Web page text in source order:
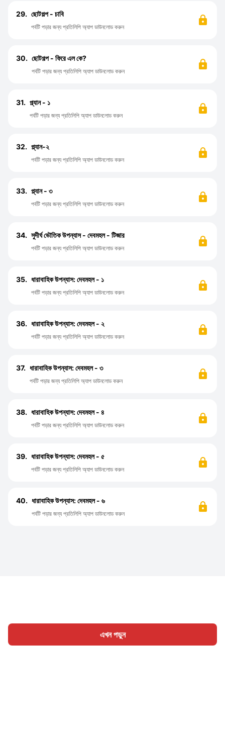
এখন পড়ুন
29. ছোটগল্প - চাবি
পর্বটি পড়ার জন্য প্রতিলিপি অ্যাপ ডাউনলোড করুন
30. ছোটগল্প - ফিরে এল কে?
পর্বটি পড়ার জন্য প্রতিলিপি অ্যাপ ডাউনলোড করুন
31. প্ল্যান - ১
পর্বটি পড়ার জন্য প্রতিলিপি অ্যাপ ডাউনলোড করুন
32. প্ল্যান-২
পর্বটি পড়ার জন্য প্রতিলিপি অ্যাপ ডাউনলোড করুন
33. প্ল্যান - ৩
পর্বটি পড়ার জন্য প্রতিলিপি অ্যাপ ডাউনলোড করুন
34. সুদীর্ঘ ভৌতিক উপন্যাস - দেবমহল - টিজার
পর্বটি পড়ার জন্য প্রতিলিপি অ্যাপ ডাউনলোড করুন
35. ধারাবাহিক উপন্যাস: দেবমহল - ১
পর্বটি পড়ার জন্য প্রতিলিপি অ্যাপ ডাউনলোড করুন
36. ধারাবাহিক উপন্যাস: দেবমহল - ২
পর্বটি পড়ার জন্য প্রতিলিপি অ্যাপ ডাউনলোড করুন
37. ধারাবাহিক উপন্যাস: দেবমহল - ৩
পর্বটি পড়ার জন্য প্রতিলিপি অ্যাপ ডাউনলোড করুন
38. ধারাবাহিক উপন্যাস: দেবমহল - ৪
পর্বটি পড়ার জন্য প্রতিলিপি অ্যাপ ডাউনলোড করুন
39. ধারাবাহিক উপন্যাস: দেবমহল - ৫
পর্বটি পড়ার জন্য প্রতিলিপি অ্যাপ ডাউনলোড করুন
40. ধারাবাহিক উপন্যাস: দেবমহল - ৬
পর্বটি পড়ার জন্য প্রতিলিপি অ্যাপ ডাউনলোড করুন
হোম শ্রেণী লিখুন প্রবন্ধ সাইন ইন